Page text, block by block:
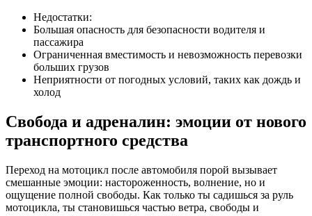
Недостатки:
Большая опасность для безопасности водителя и
пассажира
Ограниченная вместимость и невозможность перевозки
больших грузов
Неприятности от погодных условий, таких как дождь и
холод
Свобода и адреналин: эмоции от нового
транспортного средства
Переход на мотоцикл после автомобиля порой вызывает
смешанные эмоции: настороженность, волнение, но и
ощущение полной свободы. Как только ты садишься за руль
мотоцикла, ты становишься частью ветра, свободы и